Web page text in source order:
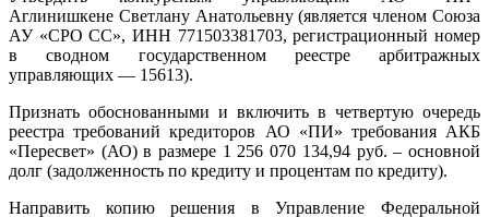
Аглинишкене Светлану Анатольевну (является членом Союза
АУ «СРО СС», ИНН 771503381703, регистрационный номер
в сводном государственном реестре арбитражных
управляющих — 15613).
Признать обоснованными и включить в четвертую очередь
реестра требований кредиторов АО «ПИ» требования АКБ
«Пересвет» (АО) в размере 1 256 070 134,94 руб. – основной
долг (задолженность по кредиту и процентам по кредиту).
Направить копию решения в Управление Федеральной